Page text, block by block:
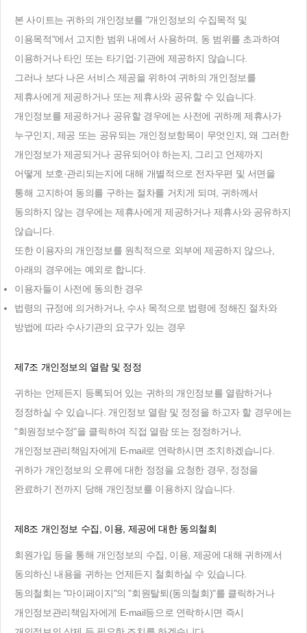
본 사이트는 귀하의 개인정보를 "개인정보의 수집목적 및
이용목적"에서 고지한 범위 내에서 사용하며, 동 범위를 초과하여
이용하거나 타인 또는 타기업·기관에 제공하지 않습니다.
그러나 보다 나은 서비스 제공을 위하여 귀하의 개인정보를
제휴사에게 제공하거나 또는 제휴사와 공유할 수 있습니다.
개인정보를 제공하거나 공유할 경우에는 사전에 귀하께 제휴사가
누구인지, 제공 또는 공유되는 개인정보항목이 무엇인지, 왜 그러한
개인정보가 제공되거나 공유되어야 하는지, 그리고 언제까지
어떻게 보호·관리되는지에 대해 개별적으로 전자우편 및 서면을
통해 고지하여 동의를 구하는 절차를 거치게 되며, 귀하께서
동의하지 않는 경우에는 제휴사에게 제공하거나 제휴사와 공유하지
않습니다.
또한 이용자의 개인정보를 원칙적으로 외부에 제공하지 않으나,
아래의 경우에는 예외로 합니다.
이용자들이 사전에 동의한 경우
법령의 규정에 의거하거나, 수사 목적으로 법령에 정해진 절차와
방법에 따라 수사기관의 요구가 있는 경우
제7조 개인정보의 열람 및 정정
귀하는 언제든지 등록되어 있는 귀하의 개인정보를 열람하거나
정정하실 수 있습니다. 개인정보 열람 및 정정을 하고자 할 경우에는
"회원정보수정"을 클릭하여 직접 열람 또는 정정하거나,
개인정보관리책임자에게 E-mail로 연락하시면 조치하겠습니다.
귀하가 개인정보의 오류에 대한 정정을 요청한 경우, 정정을
완료하기 전까지 당해 개인정보를 이용하지 않습니다.
제8조 개인정보 수집, 이용, 제공에 대한 동의철회
회원가입 등을 통해 개인정보의 수집, 이용, 제공에 대해 귀하께서
동의하신 내용을 귀하는 언제든지 철회하실 수 있습니다.
동의철회는 "마이페이지"의 "회원탈퇴(동의철회)"를 클릭하거나
개인정보관리책임자에게 E-mail등으로 연락하시면 즉시